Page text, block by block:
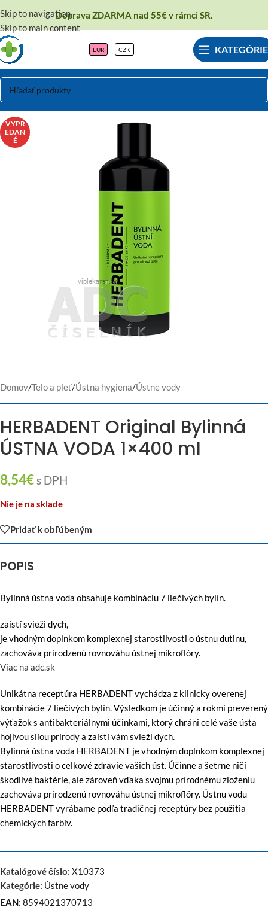
Skip to navigation
Skip to main content
Doprava ZDARMA nad 55€ v rámci SR.
EUR CZK KATEGÓRIE
VYPR
EDAN
É
Domov/Telo a pleť/Ústna hygiena/Ústne vody
HERBADENT Original Bylinná
ÚSTNA VODA 1×400 ml
8,54€s DPH
Nie je na sklade
Pridať k obľúbeným
POPIS
Bylinná ústna voda obsahuje kombináciu 7 liečivých bylín.
zaistí svieži dych,
je vhodným doplnkom komplexnej starostlivosti o ústnu dutinu,
zachováva prirodzenú rovnováhu ústnej mikroflóry.
Viac na adc.sk
Unikátna receptúra HERBADENT vychádza z klinicky overenej
kombinácie 7 liečivých bylín. Výsledkom je účinný a rokmi preverený
výťažok s antibakteriálnymi účinkami, ktorý chráni celé vaše ústa
hojivou silou prírody a zaistí vám svieži dych.
Bylinná ústna voda HERBADENT je vhodným doplnkom komplexnej
starostlivosti o celkové zdravie vašich úst. Účinne a šetrne ničí
škodlivé baktérie, ale zároveň vďaka svojmu prírodnému zloženiu
zachováva prirodzenú rovnováhu ústnej mikroflóry. Ústnu vodu
HERBADENT vyrábame podľa tradičnej receptúry bez použitia
chemických farbív.
Katalógové číslo: X10373
Kategórie: Ústne vody
EAN: 8594021370713